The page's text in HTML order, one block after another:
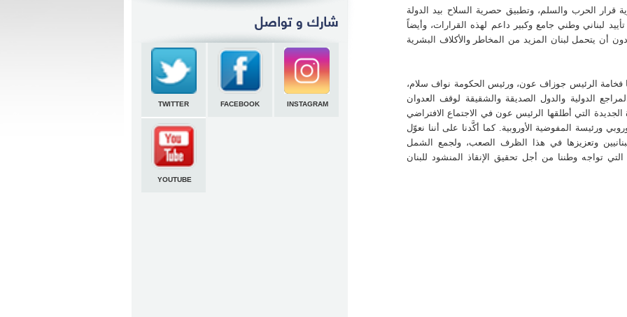
عادل
في
و
قرار الحرب والسلم، وتطبيق حصرية السلاح بيد الدولة
لبناني وطني جامع وكبير داعم لهذه القرارات، وأيضاً
دون أن يتحمل لبنان المزيد من المخاطر والأكلاف البشرية
فخامة الرئيس جوزاف عون، ورئيس الحكومة نواف سلام،
الدولية والدول الصديقة والشقيقة لوقف العدوان
الجديدة التي أطلقها الرئيس عون في الاجتماع الافتراضي
ورئيسة المفوضية الأوروبية. كما أكَّدنا على أننا نعوّل
وتعزيزها في هذا الظرف الصعب، ولجمع الشمل
التي تواجه وطننا من أجل تحقيق الإنقاذ المنشود للبنان
TWITTER FACEBOOK INSTAGRAM
YOUTUBE